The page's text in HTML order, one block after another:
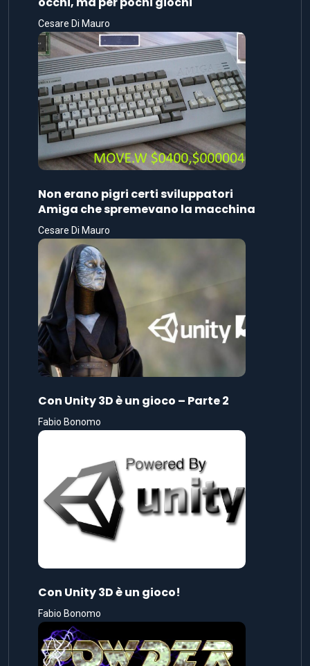
Cesare Di Mauro
Non erano pigri certi sviluppatori
Amiga che spremevano la macchina
Cesare Di Mauro
Con Unity 3D è un gioco – Parte 2
Fabio Bonomo
Con Unity 3D è un gioco!
Fabio Bonomo